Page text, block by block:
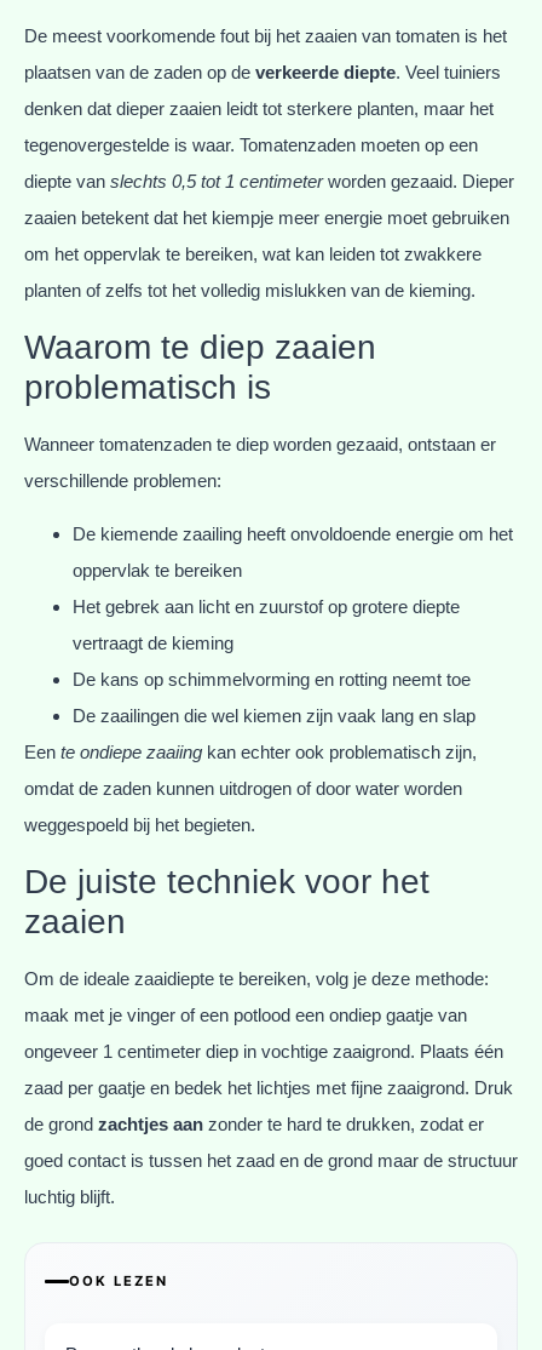
De meest voorkomende fout bij het zaaien van tomaten is het
plaatsen van de zaden op de verkeerde diepte. Veel tuiniers
denken dat dieper zaaien leidt tot sterkere planten, maar het
tegenovergestelde is waar. Tomatenzaden moeten op een
diepte van slechts 0,5 tot 1 centimeterworden gezaaid. Dieper
zaaien betekent dat het kiempje meer energie moet gebruiken
om het oppervlak te bereiken, wat kan leiden tot zwakkere
planten of zelfs tot het volledig mislukken van de kieming.
Waarom te diep zaaien
problematisch is
Wanneer tomatenzaden te diep worden gezaaid, ontstaan er
verschillende problemen:
De kiemende zaailing heeft onvoldoende energie om het
oppervlak te bereiken
Het gebrek aan licht en zuurstof op grotere diepte
vertraagt de kieming
De kans op schimmelvorming en rotting neemt toe
De zaailingen die wel kiemen zijn vaak lang en slap
Een te ondiepe zaaiing kan echter ook problematisch zijn,
omdat de zaden kunnen uitdrogen of door water worden
weggespoeld bij het begieten.
De juiste techniek voor het
zaaien
Om de ideale zaaidiepte te bereiken, volg je deze methode:
maak met je vinger of een potlood een ondiep gaatje van
ongeveer 1 centimeter diep in vochtige zaaigrond. Plaats één
zaad per gaatje en bedek het lichtjes met fijne zaaigrond. Druk
de grond zachtjes aan zonder te hard te drukken, zodat er
goed contact is tussen het zaad en de grond maar de structuur
luchtig blijft.
OOK LEZEN